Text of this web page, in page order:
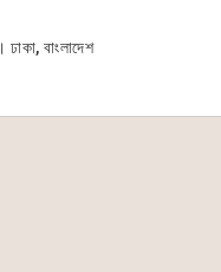
ঢাকা, বাংলাদেশ